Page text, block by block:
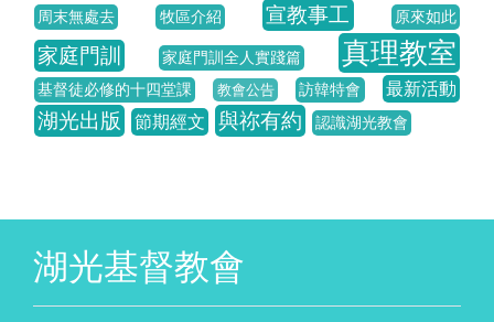
周末無處去 牧區介紹 宣教事工 原來如此
家庭門訓 家庭門訓全人實踐篇 真理教室
基督徒必修的十四堂課 教會公告 訪韓特會 最新活動
湖光出版 節期經文 與祢有約 認識湖光教會
湖光基督教會